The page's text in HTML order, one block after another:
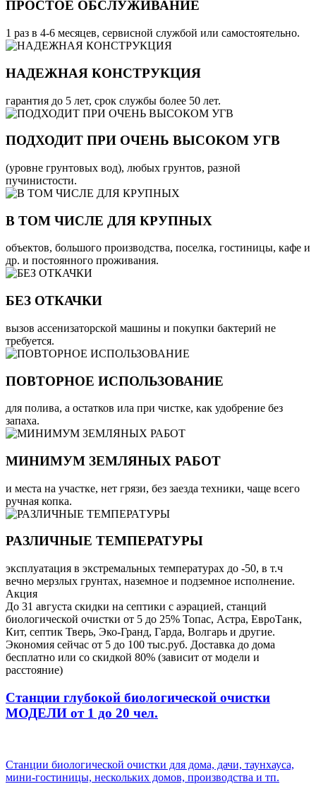
ПРОСТОЕ ОБСЛУЖИВАНИЕ
1 раз в 4-6 месяцев, сервисной службой или самостоятельно.
НАДЕЖНАЯ КОНСТРУКЦИЯ
гарантия до 5 лет, срок службы более 50 лет.
ПОДХОДИТ ПРИ ОЧЕНЬ ВЫСОКОМ УГВ
(уровне грунтовых вод), любых грунтов, разной
пучинистости.
В ТОМ ЧИСЛЕ ДЛЯ КРУПНЫХ
объектов, большого производства, поселка, гостиницы, кафе и
др. и постоянного проживания.
БЕЗ ОТКАЧКИ
вызов ассенизаторской машины и покупки бактерий не
требуется.
ПОВТОРНОЕ ИСПОЛЬЗОВАНИЕ
для полива, а остатков ила при чистке, как удобрение без
запаха.
МИНИМУМ ЗЕМЛЯНЫХ РАБОТ
и места на участке, нет грязи, без заезда техники, чаще всего
ручная копка.
РАЗЛИЧНЫЕ ТЕМПЕРАТУРЫ
эксплуатация в экстремальных температурах до -50, в т.ч
вечно мерзлых грунтах, наземное и подземное исполнение.
Акция
До 31 августа скидки на септики с аэрацией, станций
биологической очистки от 5 до 25% Топас, Астра, ЕвроТанк,
Кит, септик Тверь, Эко-Гранд, Гарда, Волгарь и другие.
Экономия сейчас от 5 до 100 тыс.руб. Доставка до дома
бесплатно или со скидкой 80% (зависит от модели и
расстояние)
Станции глубокой биологической очистки
МОДЕЛИ от 1 до 20 чел.
Станции биологической очистки для дома, дачи, таунхауса,
мини-гостиницы, нескольких домов, производства и тп.